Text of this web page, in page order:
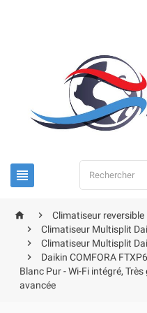

  Climatiseur reversible

Climatiseur Multisplit

Climatiseur Multisplit

Daikin COMFORA
Blanc Pur - Wi-Fi intégré,
avancée